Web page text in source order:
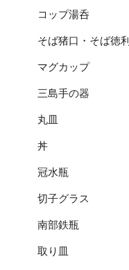
コップ湯呑
そば猪口・そば徳利
マグカップ
三島手の器
丸皿
丼
冠水瓶
切子グラス
南部鉄瓶
取り皿